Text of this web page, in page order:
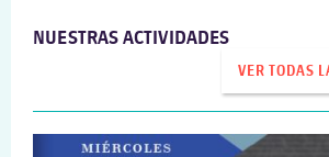
NUESTRAS ACTIVIDADES
VER TODAS